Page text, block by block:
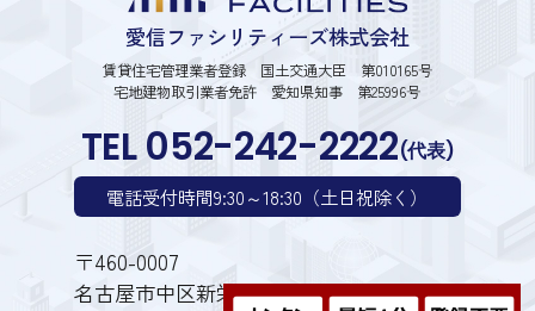
愛信ファシリティーズ株式会社
賃貸住宅管理業者登録 国土交通大臣 第010165号
宅地建物取引業者免許 愛知県知事 第25996号
TEL 052-242-2222(代表)
電話受付時間9:30～18:30（土日祝除く）
〒460-0007
名古屋市中区新栄1丁目28番6号